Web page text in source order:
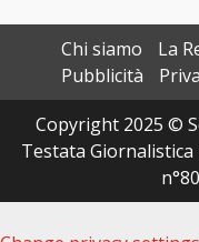
Chi siamo
La
Pubblicità
Copyright 2025 ©
Testata